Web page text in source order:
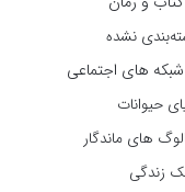
نشده
شبکه های اجتماعی
حیوانات
های ماندگار
زندگی